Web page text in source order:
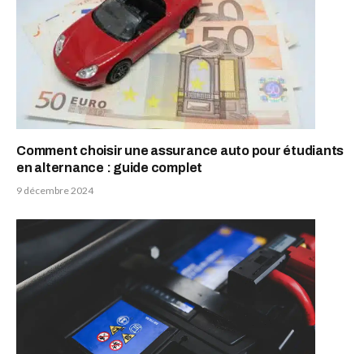
Comment choisir une assurance auto pour étudiants
en alternance : guide complet
9 décembre 2024